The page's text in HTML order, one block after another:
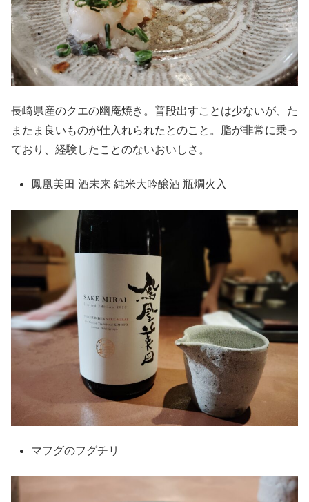
長崎県産のクエの幽庵焼き。普段出すことは少ないが、た
またま良いものが仕入れられたとのこと。脂が非常に乗っ
ており、経験したことのないおいしさ。
鳳凰美田 酒未来 純米大吟醸酒 瓶燗火入
マフグのフグチリ